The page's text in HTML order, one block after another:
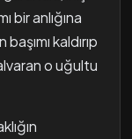
bir anlığına
kaldırıp
o uğultu